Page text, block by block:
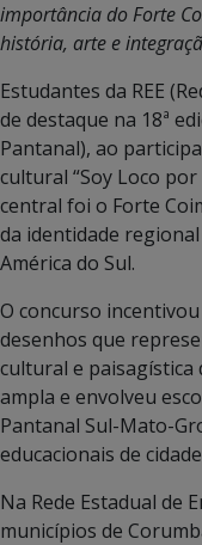
importância do Forte
história, arte e
Estudantes da REE
de destaque na 18ª
Pantanal), ao
cultural “Soy Loco
central foi o Forte
da identidade
América do Sul.
O concurso
desenhos que
cultural e paisagística
ampla e envolveu
Pantanal Sul-Mato-
educacionais de
Na Rede Estadual de
municípios de